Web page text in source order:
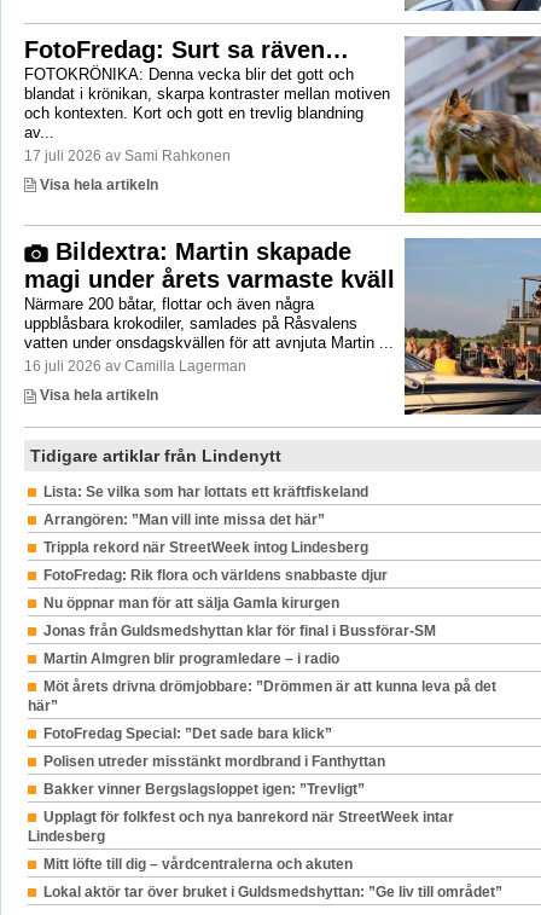
FotoFredag: Surt sa räven…
FOTOKRÖNIKA: Denna vecka blir det gott och
blandat i krönikan, skarpa kontraster mellan motiven
och kontexten. Kort och gott en trevlig blandning
av...
17 juli 2026 av Sami Rahkonen
Visa hela artikeln
Bildextra: Martin skapade
magi under årets varmaste kväll
Närmare 200 båtar, flottar och även några
uppblåsbara krokodiler, samlades på Råsvalens
vatten under onsdagskvällen för att avnjuta Martin ...
16 juli 2026 av Camilla Lagerman
Visa hela artikeln
Tidigare artiklar från Lindenytt
Lista: Se vilka som har lottats ett kräftfiskeland
Arrangören: ”Man vill inte missa det här”
Trippla rekord när StreetWeek intog Lindesberg
FotoFredag: Rik flora och världens snabbaste djur
Nu öppnar man för att sälja Gamla kirurgen
Jonas från Guldsmedshyttan klar för final i Bussförar-SM
Martin Almgren blir programledare – i radio
Möt årets drivna drömjobbare: ”Drömmen är att kunna leva på det
här”
FotoFredag Special: ”Det sade bara klick”
Polisen utreder misstänkt mordbrand i Fanthyttan
Bakker vinner Bergslagsloppet igen: ”Trevligt”
Upplagt för folkfest och nya banrekord när StreetWeek intar
Lindesberg
Mitt löfte till dig – vårdcentralerna och akuten
Lokal aktör tar över bruket i Guldsmedshyttan: ”Ge liv till området”